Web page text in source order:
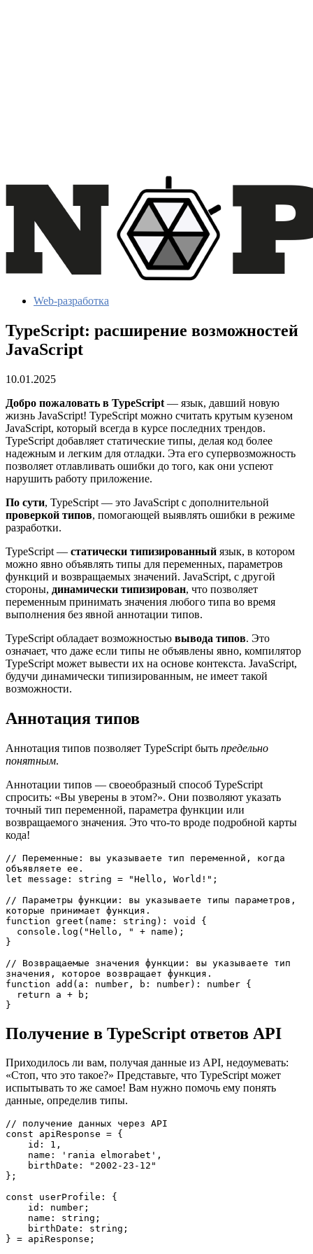
Web-разработка
TypeScript: расширение возможностей
JavaScript
10.01.2025
Добро пожаловать в TypeScript — язык, давший новую
жизнь JavaScript! TypeScript можно считать крутым кузеном
JavaScript, который всегда в курсе последних трендов.
TypeScript добавляет статические типы, делая код более
надежным и легким для отладки. Эта его супервозможность
позволяет отлавливать ошибки до того, как они успеют
нарушить работу приложение.
По сути, TypeScript — это JavaScript с дополнительной
проверкой типов, помогающей выявлять ошибки в режиме
разработки.
TypeScript — статически типизированный язык, в котором
можно явно объявлять типы для переменных, параметров
функций и возвращаемых значений. JavaScript, с другой
стороны, динамически типизирован, что позволяет
переменным принимать значения любого типа во время
выполнения без явной аннотации типов.
TypeScript обладает возможностью вывода типов. Это
означает, что даже если типы не объявлены явно, компилятор
TypeScript может вывести их на основе контекста. JavaScript,
будучи динамически типизированным, не имеет такой
возможности.
Аннотация типов
Аннотация типов позволяет TypeScript быть предельно
понятным.
Аннотации типов — своеобразный способ TypeScript
спросить: «Вы уверены в этом?». Они позволяют указать
точный тип переменной, параметра функции или
возвращаемого значения. Это что-то вроде подробной карты
кода!
// Переменные: вы указываете тип переменной, когда
объявляете ее.
let message: string = "Hello, World!";
// Параметры функции: вы указываете типы параметров,
которые принимает функция.
function greet(name: string): void {
  console.log("Hello, " + name);
}
// Возвращаемые значения функции: вы указываете тип
значения, которое возвращает функция.
function add(a: number, b: number): number {
  return a + b;
}
Получение в TypeScript ответов API
Приходилось ли вам, получая данные из API, недоумевать:
«Стоп, что это такое?» Представьте, что TypeScript может
испытывать то же самое! Вам нужно помочь ему понять
данные, определив типы.
// получение данных через API
const apiResponse = {
    id: 1,
    name: 'rania elmorabet',
    birthDate: "2002-23-12"
};
const userProfile: {
    id: number;
    name: string;
    birthDate: string;
} = apiResponse;